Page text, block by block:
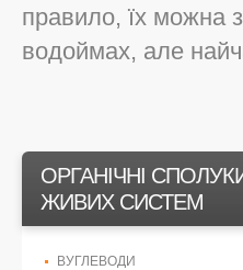
правило, їх можна
водоймах, але
ОРГАНІЧНІ
ЖИВИХ СИСТЕМ
ВУГЛЕВОДИ